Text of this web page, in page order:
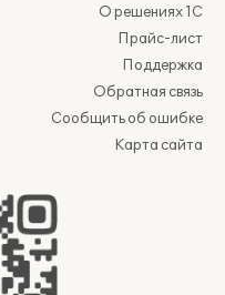
О решениях 1С
Прайс-лист
Поддержка
Обратная связь
Сообщить об ошибке
Карта сайта